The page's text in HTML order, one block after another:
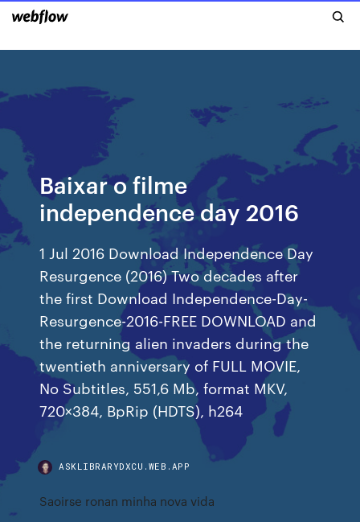
Baixar o filme
independence day 2016
1 Jul 2016 Download Independence Day
Resurgence (2016) Two decades after
the first Download Independence-Day-
Resurgence-2016-FREE DOWNLOAD and
the returning alien invaders during the
twentieth anniversary of FULL MOVIE,
No Subtitles, 551,6 Mb, format MKV,
720×384, BpRip (HDTS), h264
ASKLIBRARYDXCU.WEB.APP
Saoirse ronan minha nova vida